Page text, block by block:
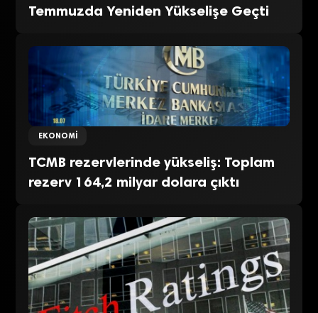
Temmuzda Yeniden Yükselişe Geçti
EKONOMI
TCMB rezervlerinde yükseliş: Toplam
rezerv 164,2 milyar dolara çıktı